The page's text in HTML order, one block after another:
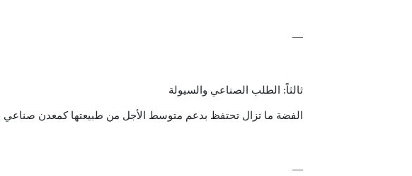
—
ثالثاً: الطلب الصناعي والسيولة
الفضة ما تزال تحتفظ بدعم متوسط الأجل من طبيعتها كمعدن
—